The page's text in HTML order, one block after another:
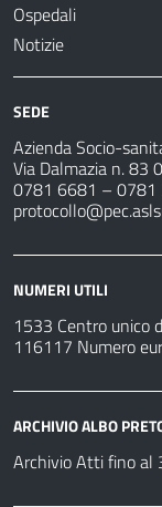
Ospedali
Notizie
SEDE
Azienda Socio-
Via Dalmazia n. 83
0781 6681 – 0781
NUMERI UTILI
1533 Centro unico
116117 Numero
ARCHIVIO ALBO
Archivio Atti fino al